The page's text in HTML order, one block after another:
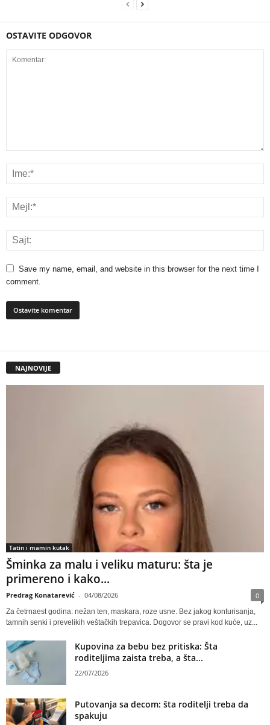
OSTAVITE ODGOVOR
Save my name, email, and website in this browser for the next time I
comment.
NAJNOVIJE
Tatin i mamin kutak
Šminka za malu i veliku maturu: šta je
primereno i kako...
Predrag Konatarević - 04/08/2026 0
Za četrnaest godina: nežan ten, maskara, roze usne. Bez jakog konturisanja,
tamnih senki i prevelikih veštačkih trepavica. Dogovor se pravi kod kuće, uz...
Kupovina za bebu bez pritiska: Šta
roditeljima zaista treba, a šta...
22/07/2026
Putovanja sa decom: šta roditelji treba da
spakuju